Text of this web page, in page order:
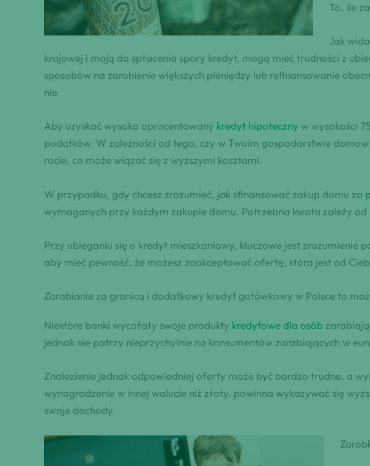
To, ile
Jak
krajowej i mają do spłacenia spory kredyt, mogą mieć trudności z
sposobów na zarobienie większych pieniędzy lub refinansowanie
nie
Aby uzyskać wysoko oprocentowany kredyt hipoteczny w wysokości
podatków. W zależności od tego, czy w Twoim gospodarstwie
racie, co może wiązać się z wyższymi kosztami.
W przypadku, gdy chcesz zrozumieć, jak sfinansować zakup domu za
wymaganych przy każdym zakupie domu. Potrzebna kwota zależy
Przy ubieganiu się o kredyt mieszkaniowy, kluczowe jest
aby mieć pewność, że możesz zaakceptować ofertę, która jest od
Zarabianie za granicą i dodatkowy kredyt gotówkowy w Polsce to
Niektóre banki wycofały swoje produkty kredytowe dla osób
jednak nie patrzy nieprzychylnie na konsumentów zarabiających w
Znalezienie jednak odpowiedniej oferty może być bardzo trudne, a
wynagrodzenie w innej walucie niż złoty, powinna wykazywać się
swoje dochody.